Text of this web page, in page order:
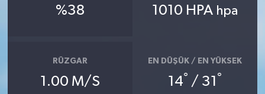
%38 1010 HPA hpa
RÜZGAR
1.00 M/S
EN DÜŞÜK / EN YÜKSEK
14° / 31 °